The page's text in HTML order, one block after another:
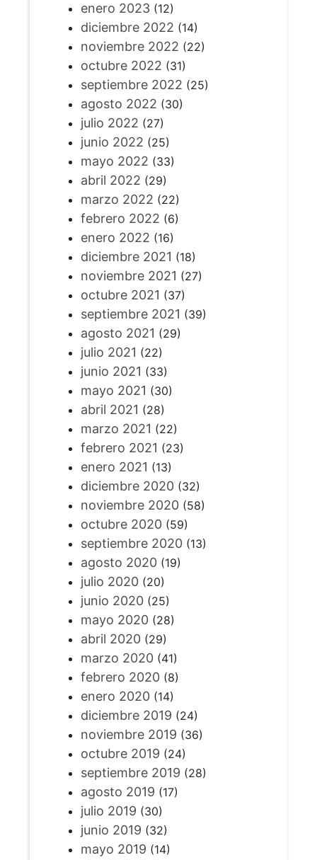
enero 2023(12)
diciembre 2022 (14)
noviembre 2022 (22)
octubre 2022 (31)
septiembre 2022 (25)
agosto 2022 (30)
julio 2022 (27)
junio 2022 (25)
mayo 2022 (33)
abril 2022 (29)
marzo 2022 (22)
febrero 2022 (6)
enero 2022 (16)
diciembre 2021 (18)
noviembre 2021 (27)
octubre 2021 (37)
septiembre 2021 (39)
agosto 2021 (29)
julio 2021 (22)
junio 2021 (33)
mayo 2021 (30)
abril 2021 (28)
marzo 2021 (22)
febrero 2021 (23)
enero 2021 (13)
diciembre 2020(32)
noviembre 2020(58)
octubre 2020(59)
septiembre 2020(13)
agosto 2020(19)
julio 2020(20)
junio 2020(25)
mayo 2020(28)
abril 2020(29)
marzo 2020(41)
febrero 2020(8)
enero 2020(14)
diciembre 2019 (24)
noviembre 2019 (36)
octubre 2019 (24)
septiembre 2019 (28)
agosto 2019 (17)
julio 2019 (30)
junio 2019 (32)
mayo 2019 (14)